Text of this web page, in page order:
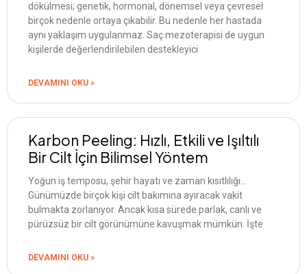
dökülmesi; genetik, hormonal, dönemsel veya çevresel
birçok nedenle ortaya çıkabilir. Bu nedenle her hastada
aynı yaklaşım uygulanmaz. Saç mezoterapisi de uygun
kişilerde değerlendirilebilen destekleyici
DEVAMINI OKU »
Karbon Peeling: Hızlı, Etkili ve Işıltılı
Bir Cilt İçin Bilimsel Yöntem
Yoğun iş temposu, şehir hayatı ve zaman kısıtlılığı…
Günümüzde birçok kişi cilt bakımına ayıracak vakit
bulmakta zorlanıyor. Ancak kısa sürede parlak, canlı ve
pürüzsüz bir cilt görünümüne kavuşmak mümkün. İşte
DEVAMINI OKU »